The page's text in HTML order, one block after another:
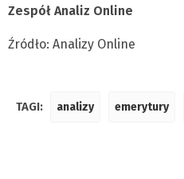
Zespół Analiz Online
Źródło: Analizy Online
TAGI: analizy emerytury